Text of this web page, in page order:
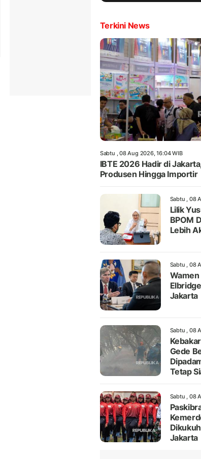
Terkini News
Sabtu , 08 Aug 2026, 16:04 WIB
IBTE 2026 Hadir di
Produsen Hingga Importir
Sabtu , 08
Lilik
BPOM
Lebih
Sabtu , 08
Wamen
Jakarta
Sabtu , 08
Gede
Tetap
Sabtu , 08
Jakarta